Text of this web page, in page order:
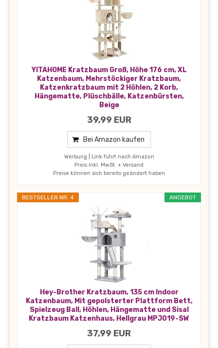
YITAHOME Kratzbaum Groß, Höhe 176 cm, XL
Katzenbaum, Mehrstöckiger Kratzbaum,
Katzenkratzbaum mit 2 Höhlen, 2 Korb,
Hängematte, Plüschbälle, Katzenbürsten,
Beige
39,99 EUR
Bei Amazon kaufen
Werbung | Link führt nach Amazon
Preis inkl. MwSt. + Versand
Preise können sich bereits geändert haben
ANGEBOT
BESTSELLER NR. 4
Hey-Brother Kratzbaum, 135 cm Indoor
Katzenbaum, Mit gepolsterter Plattform Bett,
Spielzeug Ball, Höhlen, Hängematte und Sisal
Kratzbaum Katzenhaus, Hellgrau MPJ019-SW
37,99 EUR